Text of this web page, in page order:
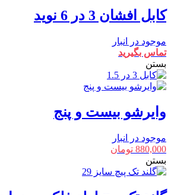
کابل افشان 3 در 6 نوید
موجود در انبار
تماس بگیرید
بستن
وایرشو بیست و پنج
موجود در انبار
880,000 تومان
بستن